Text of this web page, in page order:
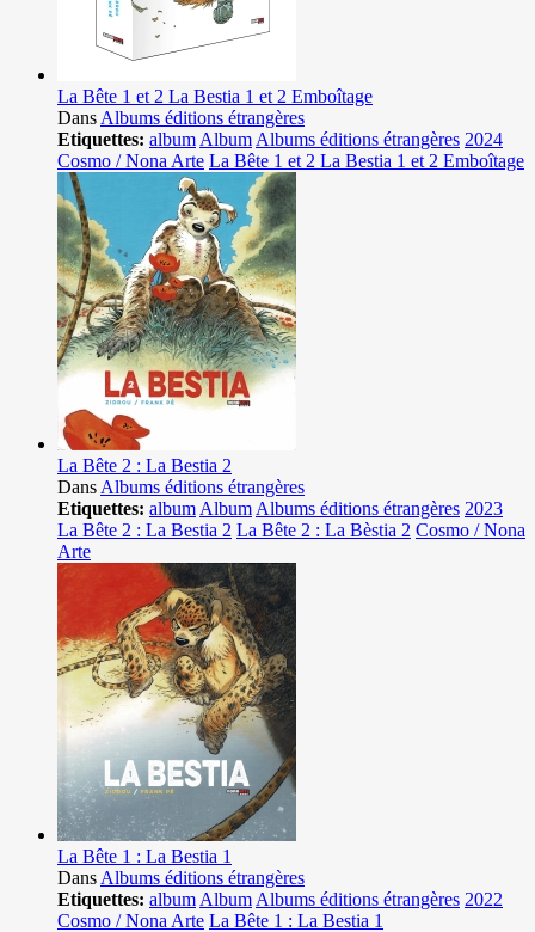
La Bête 1 et 2 La Bestia 1 et 2 Emboîtage
Dans Albums éditions étrangères
Etiquettes: album Album Albums éditions étrangères 2024
Cosmo / Nona Arte La Bête 1 et 2 La Bestia 1 et 2 Emboîtage
La Bête 2 : La Bestia 2
Dans Albums éditions étrangères
Etiquettes: album Album Albums éditions étrangères 2023
La Bête 2 : La Bestia 2 La Bête 2 : La Bèstia 2 Cosmo / Nona
Arte
La Bête 1 : La Bestia 1
Dans Albums éditions étrangères
Etiquettes: album Album Albums éditions étrangères 2022
Cosmo / Nona Arte La Bête 1 : La Bestia 1